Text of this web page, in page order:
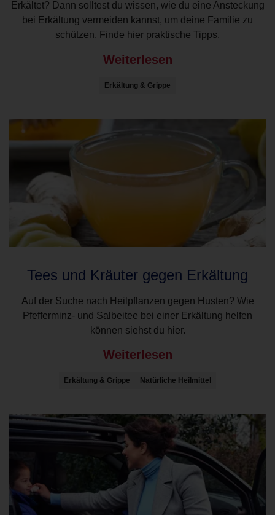
Erkältet? Dann solltest du wissen, wie du eine Ansteckung
bei Erkältung vermeiden kannst, um deine Familie zu
schützen. Finde hier praktische Tipps.
Weiterlesen
Erkältung & Grippe
Tees und Kräuter gegen Erkältung
Auf der Suche nach Heilpflanzen gegen Husten? Wie
Pfefferminz- und Salbeitee bei einer Erkältung helfen
können siehst du hier.
Weiterlesen
Erkältung & Grippe Natürliche Heilmittel